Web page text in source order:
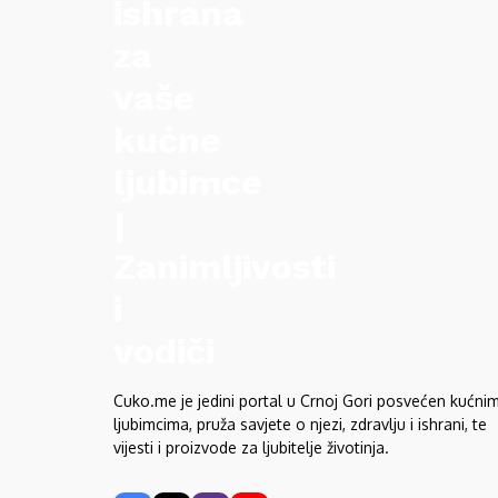
Cuko.me je jedini portal u Crnoj Gori posvećen
ljubimcima, pruža savjete o njezi, zdravlju i ishrani, te
vijesti i proizvode za ljubitelje životinja.